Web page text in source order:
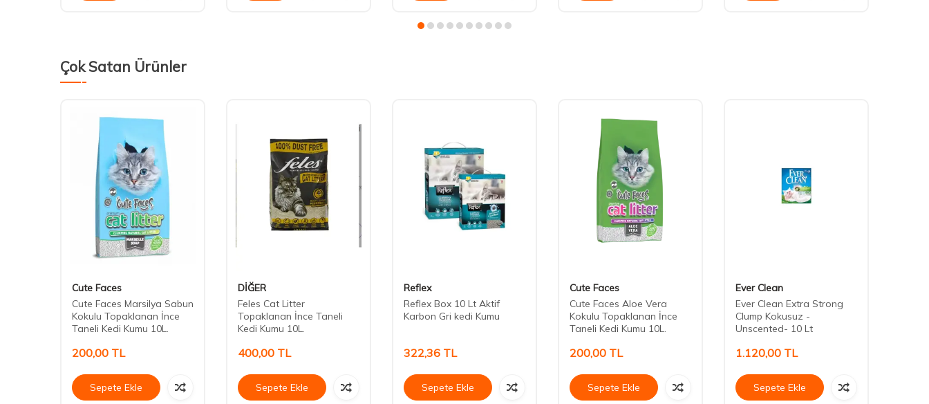
Çok Satan Ürünler
Cute Faces
Cute Faces Marsilya Sabun
Kokulu Topaklanan İnce
Taneli Kedi Kumu 10L.
200,00 TL
Sepete Ekle
DİĞER
Feles Cat Litter
Topaklanan İnce Taneli
Kedi Kumu 10L.
400,00 TL
Sepete Ekle
Reflex
Reflex Box 10 Lt Aktif
Karbon Gri kedi Kumu
322,36 TL
Sepete Ekle
Cute Faces
Cute Faces Aloe Vera
Kokulu Topaklanan İnce
Taneli Kedi Kumu 10L.
200,00 TL
Sepete Ekle
Ever Clean
Ever Clean Extra Strong
Clump Kokusuz -
Unscented- 10 Lt
1.120,00 TL
Sepete Ekle